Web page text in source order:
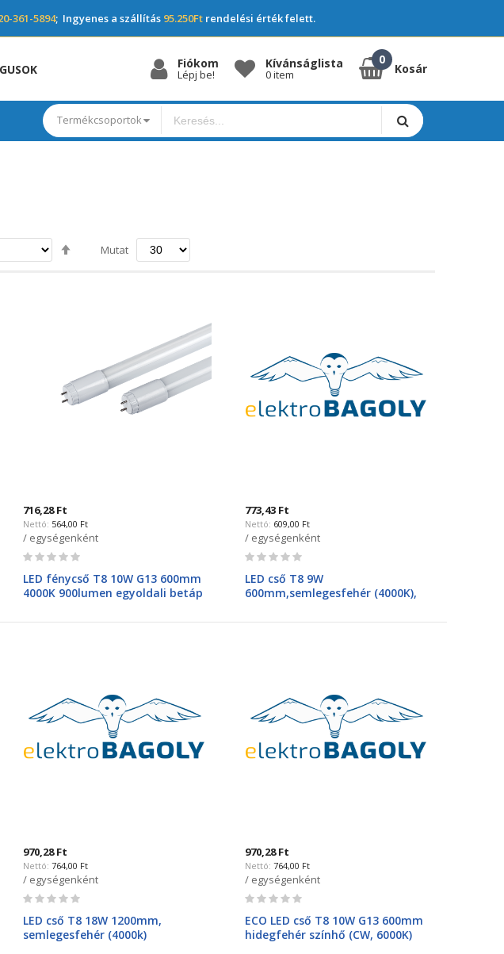
361-5894; Ingyenes a szállítás 95.250Ft rendelési érték felett.
Fiókom
Lépj be!
Kívánságlista
0 item Kosár
Termékcsoportok
Csökkenő
Mutat
716,28 Ft
564,00 Ft
/ egységenként
Rating:
LED fénycső T8 10W G13 600mm
4000K 900lumen egyoldali betáp
773,43 Ft
609,00 Ft
/ egységenként
Rating:
LED cső T8 9W
600mm,semlegesfehér (4000K),
970,28 Ft
764,00 Ft
/ egységenként
Rating:
LED cső T8 18W 1200mm,
semlegesfehér (4000k)
970,28 Ft
764,00 Ft
/ egységenként
Rating:
ECO LED cső T8 10W G13 600mm
hidegfehér színhő (CW, 6000K)